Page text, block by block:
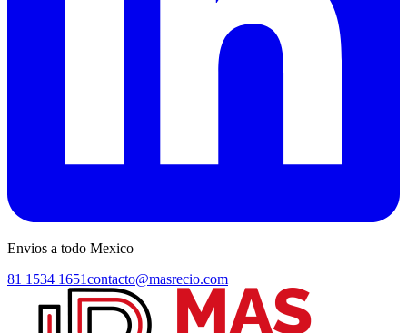
Envios a todo Mexico
81 1534 1651contacto@masrecio.com